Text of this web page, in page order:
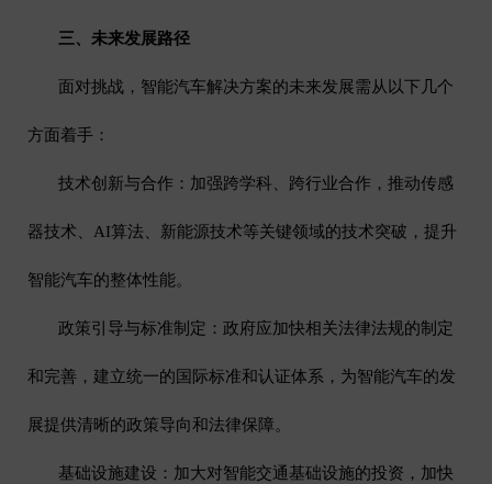
三、未来发展路径
面对挑战，智能汽车解决方案的未来发展需从以下几个
方面着手：
技术创新与合作：加强跨学科、跨行业合作，推动传感
器技术、 AI算法、新能源技术等关键领域的技术突破，提升
智能汽车的整体性能。
政策引导与标准制定：政府应加快相关法律法规的制定
和完善，建立统一的国际标准和认证体系，为智能汽车的发
展提供清晰的政策导向和法律保障。
基础设施建设：加大对智能交通基础设施的投资，加快